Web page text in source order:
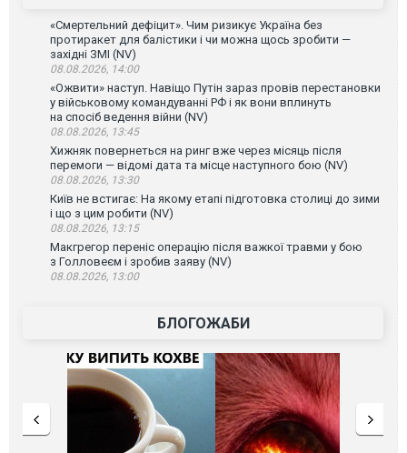
«Смертельний дефіцит». Чим ризикує Україна без
протиракет для балістики і чи можна щось зробити —
західні ЗМІ (NV)
08.08.2026, 14:00
«Ожвити» наступ. Навіщо Путін зараз провів перестановки
у військовому командуванні РФ і як вони вплинуть
на спосіб ведення війни (NV)
08.08.2026, 13:45
Хижняк повернеться на ринг вже через місяць після
перемоги — відомі дата та місце наступного бою (NV)
08.08.2026, 13:30
Київ не встигає: На якому етапі підготовка столиці до зими
і що з цим робити (NV)
08.08.2026, 13:15
Макгрегор переніс операцію після важкої травми у бою
з Голловеєм і зробив заяву (NV)
08.08.2026, 13:00
БЛОГОЖАБИ